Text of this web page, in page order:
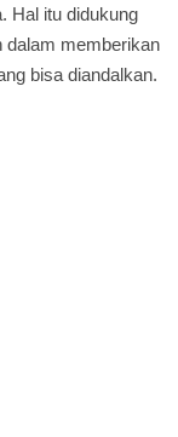
Hal itu didukung
dalam memberikan
bisa diandalkan.